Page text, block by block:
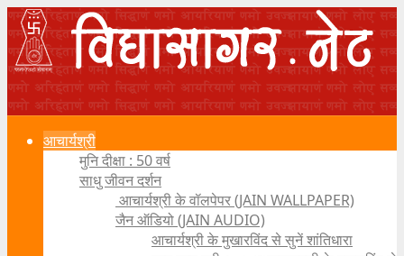
आचार्यश्री
मुनि दीक्षा : 50 वर्ष
साधु जीवन दर्शन
आचार्यश्री के वॉलपेपर (JAIN WALLPAPER)
जैन ऑडियो (JAIN AUDIO)
आचार्यश्री के मुखारविंद से सुनें शांतिधारा